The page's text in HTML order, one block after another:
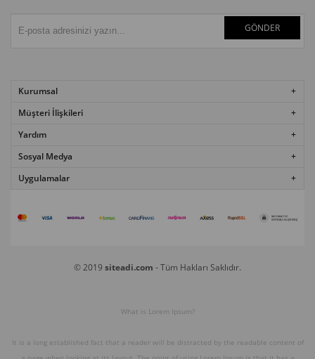
GÖNDER
Kurumsal
Müşteri İlişkileri
Yardım
Sosyal Medya
Uygulamalar
© 2019 siteadi.com - Tüm Hakları Saklıdır.
What is Lorem Ipsum?
It is a long established fact that a reader will be distracted by the readable content of